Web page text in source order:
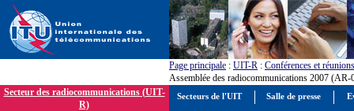
Page principale : UIT-R : Conférences et réunions
Assemblée des radiocommunications 2007 (AR-
Secteur des radiocommunications (UIT-
R)
Secteurs de l'UIT Salle de presse